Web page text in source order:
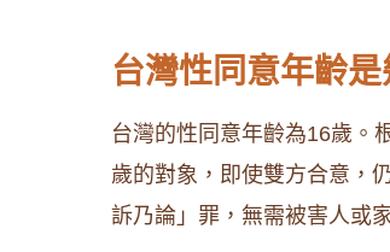
台灣性同意年齡是
台灣的性同意年齡為16歲。
歲的對象，即使雙方合意，
訴乃論」罪，無需被害人或